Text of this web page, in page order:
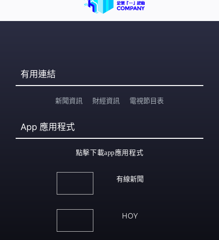
有用連結
新聞資訊 財經資訊 電視節目表
App 應用程式
點擊下載app應用程式
有線新聞
HOY